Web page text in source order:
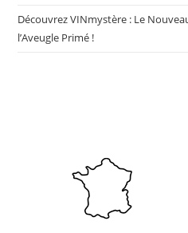
Découvrez VINmystère : Le
l’Aveugle Primé !